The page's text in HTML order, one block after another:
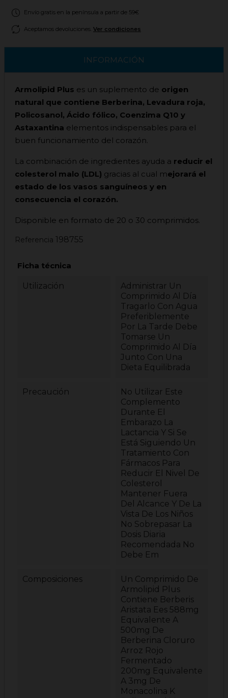
Envío gratis en la península a partir de 59€
Aceptamos devoluciones. Ver condiciones
INFORMACIÓN
Armolipid Plus es un suplemento de origen
natural que contiene Berberina, Levadura roja,
Policosanol, Ácido fólico, Coenzima Q10 y
Astaxantina elementos indispensables para el
buen funcionamiento del corazón.
La combinación de ingredientes ayuda a reducir el
colesterol malo (LDL) gracias al cual mejorará el
estado de los vasos sanguíneos y en
consecuencia el corazón.
Disponible en formato de 20 o 30 comprimidos.
Referencia 198755
Ficha técnica
Utilización
Administrar Un
Comprimido Al Día
Tragarlo Con Agua
Preferiblemente
Por La Tarde Debe
Tomarse Un
Comprimido Al Día
Junto Con Una
Dieta Equilibrada
Precaución
No Utilizar Este
Complemento
Durante El
Embarazo La
Lactancia Y Si Se
Está Siguiendo Un
Tratamiento Con
Fármacos Para
Reducir El Nivel De
Colesterol
Mantener Fuera
Del Alcance Y De La
Vista De Los Niños
No Sobrepasar La
Dosis Diaria
Recomendada No
Debe Em
Composiciones
Un Comprimido De
Armolipid Plus
Contiene Berberis
Aristata Ees 588mg
Equivalente A
500mg De
Berberina Cloruro
Arroz Rojo
Fermentado
200mg Equivalente
A 3mg De
Monacolina K